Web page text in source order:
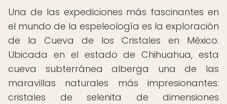
Una de las expediciones más fascinantes en
el mundo de la espeleología es la exploración
de la Cueva de los Cristales en México.
Ubicada en el estado de Chihuahua, esta
cueva subterránea alberga una de las
maravillas naturales más impresionantes:
cristales de selenita de dimensiones